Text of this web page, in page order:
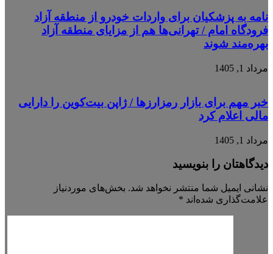
نامه به پزشکیان برای واردات خودرو از منطقه آزاد
فرودگاه امام / تهرانی‌ها هم از مزایای منطقه آزاد
بهره‌مند شوند
مرداد 1, 1405
خبر مهم برای بازار رمزارزها / ژاپن بیت‌کوین را دارایی
مالی اعلام کرد
مرداد 1, 1405
دیدگاهتان را بنویسید
نشانی ایمیل شما منتشر نخواهد شد. بخش‌های موردنیاز
علامت‌گذاری شده‌اند *